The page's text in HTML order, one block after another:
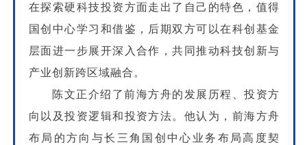
在探索硬科技投资方面走出了自己的特色，值得
国创中心学习和借鉴，后期双方可以在科创基金
层面进一步展开深入合作，共同推动科技创新与
产业创新跨区域融合。
陈文正介绍了前海方舟的发展历程、投资方
向以及投资逻辑和投资方法。他认为，前海方舟
布局的方向与长三角国创中心业务布局高度契